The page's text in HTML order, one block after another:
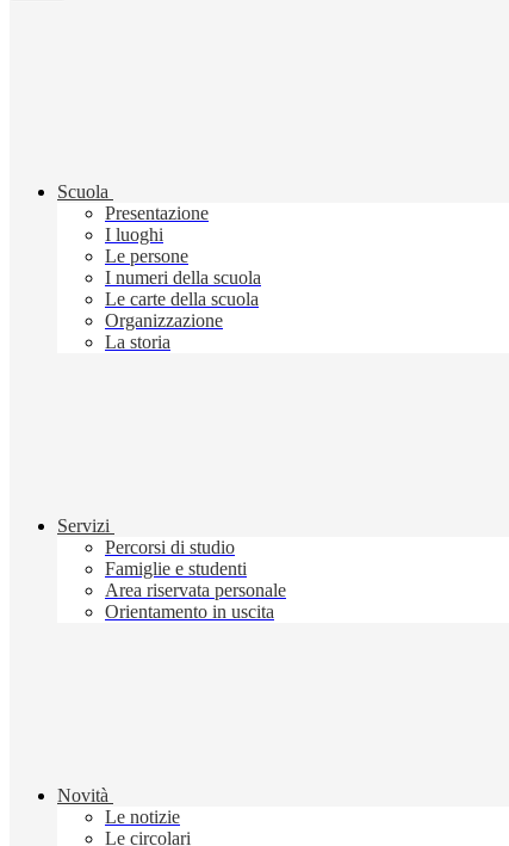
Scuola
Presentazione
I luoghi
Le persone
I numeri della scuola
Le carte della scuola
Organizzazione
La storia
Servizi
Percorsi di studio
Famiglie e studenti
Area riservata personale
Orientamento in uscita
Novità
Le notizie
Le circolari